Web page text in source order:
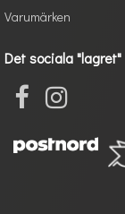
Varumärken
Det sociala "lagret"